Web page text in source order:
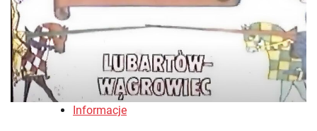
Informacje